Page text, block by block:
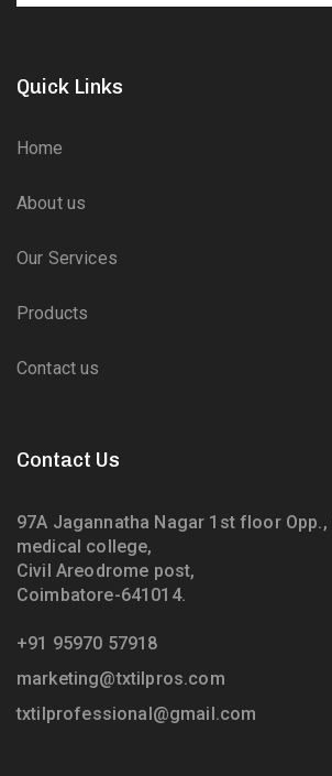
Quick Links
Home
About us
Our Services
Products
Contact us
Contact Us
97A Jagannatha Nagar 1st floor
medical college,
Civil Areodrome post,
Coimbatore-641014.
+91 95970 57918
marketing@txtilpros.com
txtilprofessional@gmail.com